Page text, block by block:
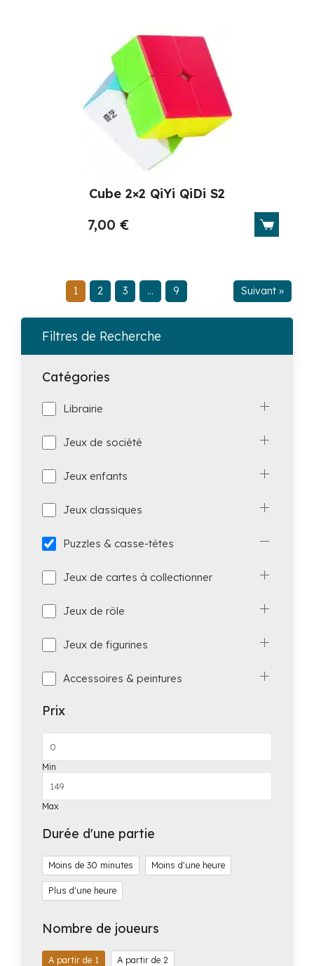
Filtres de Recherche
Catégories
Librairie
Jeux de société
Jeux enfants
Jeux classiques
Puzzles & casse-têtes
Jeux de cartes à collectionner
Jeux de rôle
Jeux de figurines
Accessoires & peintures
Prix
Min
Max
Durée d'une partie
Moins de 30 minutes Moins d'une heure
Plus d'une heure
Nombre de joueurs
1 2
Cube 2×2 QiYi QiDi S2
7,00€
1 2 3 … 9 Suivant »